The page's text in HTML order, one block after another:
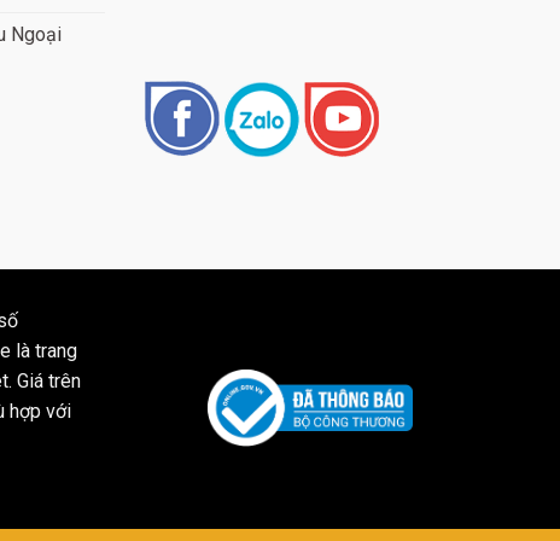
tiếng thế
Ngoại
là trang
Giá trên
hợp với